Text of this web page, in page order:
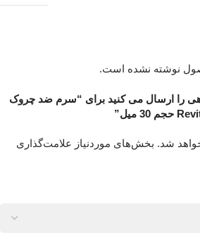
نوشته نشده است.
را ارسال می کنید برای “سرم ضد چروک
شد. بخش‌های موردنیاز علامت‌گذاری